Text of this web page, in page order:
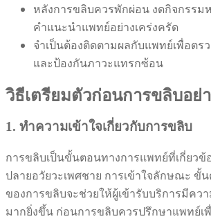
หลังการขลิบควรพักผ่อน งดกิจกรร
คำแนะนำแพทย์อย่างเคร่งครัด
จำเป็นต้องติดตามผลกับแพทย์เพื่อตร
และป้องกันภาวะแทรกซ้อน
วิธีเตรียมตัวก่อนการขลิบอย่
1. ทำความเข้าใจเกี่ยวกับการขลิบ
การขลิบเป็นขั้นตอนทางการแพทย์ที่เกี่ยวข้
ปลายอวัยวะเพศชาย การเข้าใจลักษณะ ขั้
ของการขลิบจะช่วยให้ผู้เข้ารับบริการมีคว
มากยิ่งขึ้น ก่อนการขลิบควรปรึกษาแพทย์เ